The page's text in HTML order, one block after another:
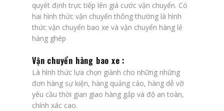
quyết định trực tiếp lên giá cước vận chuyển. Có
hai hình thức vận chuyển thông thường là hình
thức vận chuyển bao xe và vận chuyển hàng lẻ
hàng ghép
Vận chuyển hàng bao xe :
Là hình thức lựa chọn giành cho những những
đơn hàng sự kiện, hàng quảng cáo, hàng dễ vỡ
yêu cầu thời gian giao hàng gấp và độ an toàn,
chính xác cao.